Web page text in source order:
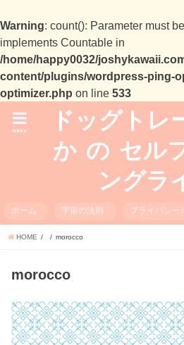
Warning: count(): Parameter must
implements Countable in
/home/happy0032/
content/plugins/wordpress-ping-
optimizer.php on line 533
ドッグトレ
か の セル
ングラ
menu
ホーム 宇宙の法則 プライバシー
HOME morocco
morocco